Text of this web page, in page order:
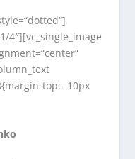
4″][vc_single_image
top: -10px